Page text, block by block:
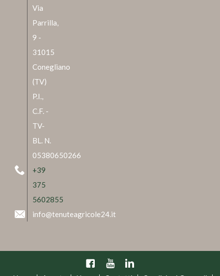
Via
Parrilla,
9 -
31015
Conegliano
(TV)
P.I.,
C.F. -
TV-
BL. N.
05380650266
+39
375
5602855
info@tenuteagricole24.it